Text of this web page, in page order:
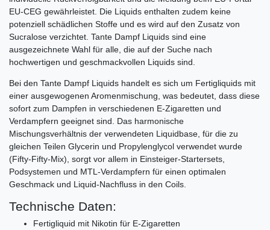
EU-CEG gewährleistet. Die Liquids enthalten zudem keine
potenziell schädlichen Stoffe und es wird auf den Zusatz von
Sucralose verzichtet. Tante Dampf Liquids sind eine
ausgezeichnete Wahl für alle, die auf der Suche nach
hochwertigen und geschmackvollen Liquids sind.
Bei den Tante Dampf Liquids handelt es sich um Fertigliquids mit
einer ausgewogenen Aromenmischung, was bedeutet, dass diese
sofort zum Dampfen in verschiedenen E-Zigaretten und
Verdampfern geeignet sind. Das harmonische
Mischungsverhältnis der verwendeten Liquidbase, für die zu
gleichen Teilen Glycerin und Propylenglycol verwendet wurde
(Fifty-Fifty-Mix), sorgt vor allem in Einsteiger-Startersets,
Podsystemen und MTL-Verdampfern für einen optimalen
Geschmack und Liquid-Nachfluss in den Coils.
Technische Daten:
Fertigliquid mit Nikotin für E-Zigaretten